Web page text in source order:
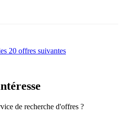
20 offres suivantes
de recherche d'offres ?